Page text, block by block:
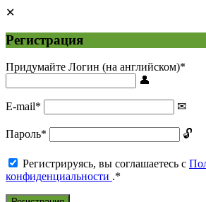
Регистрация
Придумайте Логин (на английском)*
E-mail*
Пароль*
Регистрируясь, вы соглашаетесь с
конфиденциальности .*